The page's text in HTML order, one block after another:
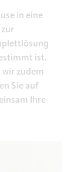
in eine
ist.
zudem
Sie auf
Ihre